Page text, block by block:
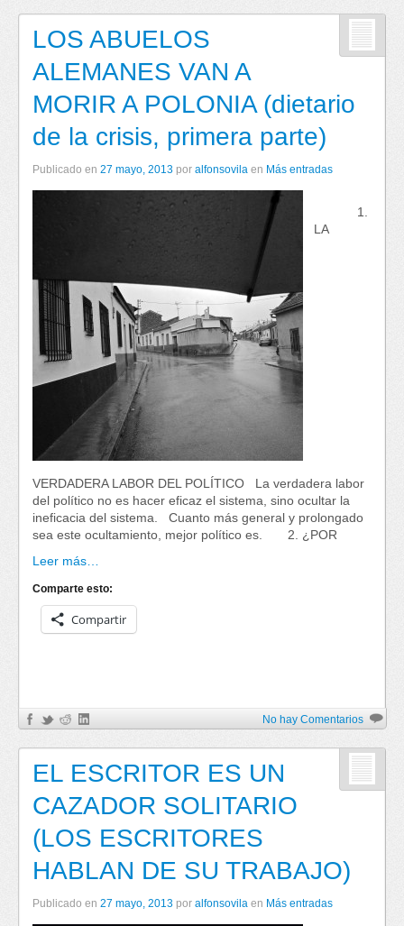
LOS ABUELOS
ALEMANES VAN A
MORIR A POLONIA (dietario
de la crisis, primera parte)
Publicado en 27 mayo, 2013 por alfonsovila en Más entradas
1.
LA
VERDADERA LABOR DEL POLÍTICO La verdadera labor
del político no es hacer eficaz el sistema, sino ocultar la
ineficacia del sistema. Cuanto más general y prolongado
sea este ocultamiento, mejor político es. 2. ¿POR
Leer más…
Comparte esto:
Compartir
No hay Comentarios
EL ESCRITOR ES UN
CAZADOR SOLITARIO
(LOS ESCRITORES
HABLAN DE SU TRABAJO)
Publicado en 27 mayo, 2013 por alfonsovila en Más entradas